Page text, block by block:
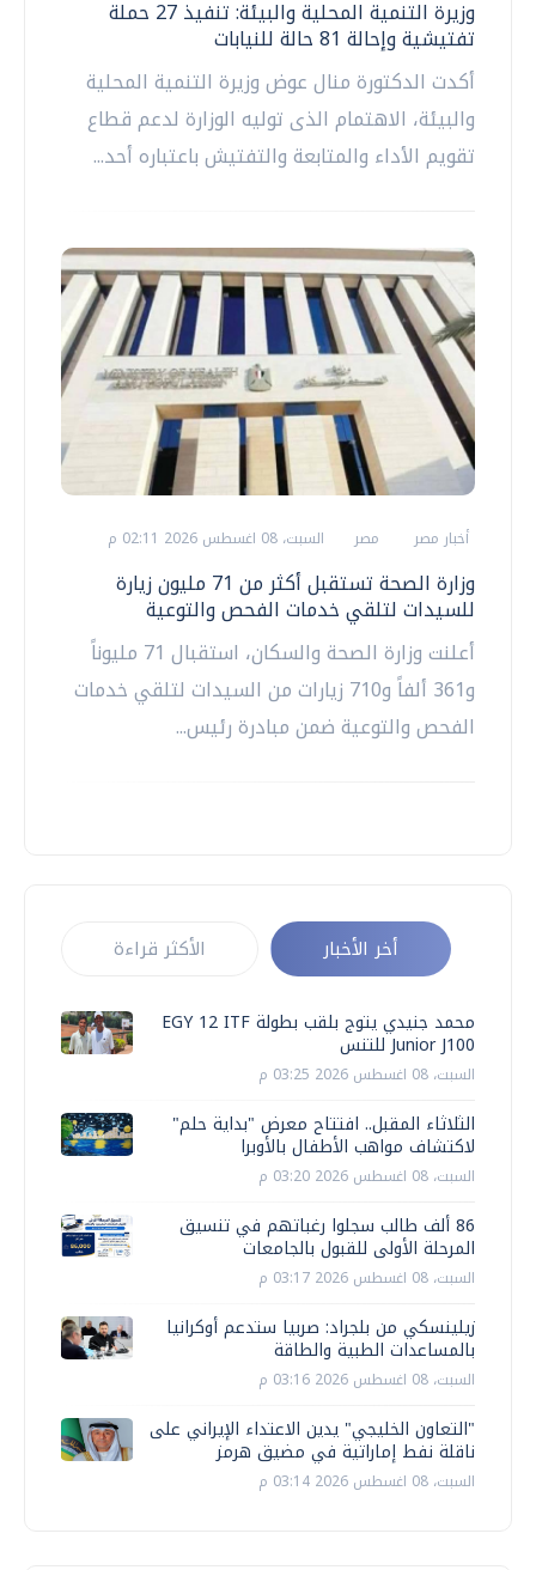
وزيرة التنمية المحلية والبيئة: تنفيذ 27 حملة
تفتيشية وإحالة 81 حالة للنيابات
أكدت الدكتورة منال عوض وزيرة التنمية المحلية
والبيئة، الاهتمام الذى توليه الوزارة لدعم قطاع
تقويم الأداء والمتابعة والتفتيش باعتباره أحد...
أخبار مصر مصر السبت، 08 اغسطس 2026 02:11 م
وزارة الصحة تستقبل أكثر من 71 مليون زيارة
للسيدات لتلقي خدمات الفحص والتوعية
أعلنت وزارة الصحة والسكان، استقبال 71 مليوناً
و361 ألفاً و710 زيارات من السيدات لتلقي خدمات
الفحص والتوعية ضمن مبادرة رئيس...
أخر الأخبار الأكثر قراءة
محمد جنيدي يتوج بلقب بطولة EGY 12 ITF
Junior J100 للتنس
السبت، 08 اغسطس 2026 03:25 م
الثلاثاء المقبل.. افتتاح معرض "بداية حلم"
لاكتشاف مواهب الأطفال بالأوبرا
السبت، 08 اغسطس 2026 03:20 م
86 ألف طالب سجلوا رغباتهم في تنسيق
المرحلة الأولى للقبول بالجامعات
السبت، 08 اغسطس 2026 03:17 م
زيلينسكي من بلجراد: صربيا ستدعم أوكرانيا
بالمساعدات الطبية والطاقة
السبت، 08 اغسطس 2026 03:16 م
"التعاون الخليجي" يدين الاعتداء الإيراني على
ناقلة نفط إماراتية في مضيق هرمز
السبت، 08 اغسطس 2026 03:14 م